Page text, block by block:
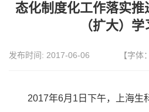
态化制度化工作落实
（扩大）
发布时间: 2017-06-06 【字体：
2017年6月1日下午，上海生